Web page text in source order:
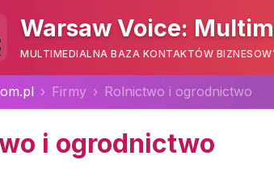
Warsaw Voice:
MULTIMEDIALNA BAZA KONTAKTÓW
Firmy Rolnictwo i ogrodnictwo
i ogrodnictwo